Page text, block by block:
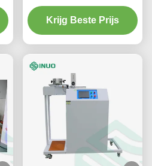
voor EV-tests
Krijg Beste Prijs